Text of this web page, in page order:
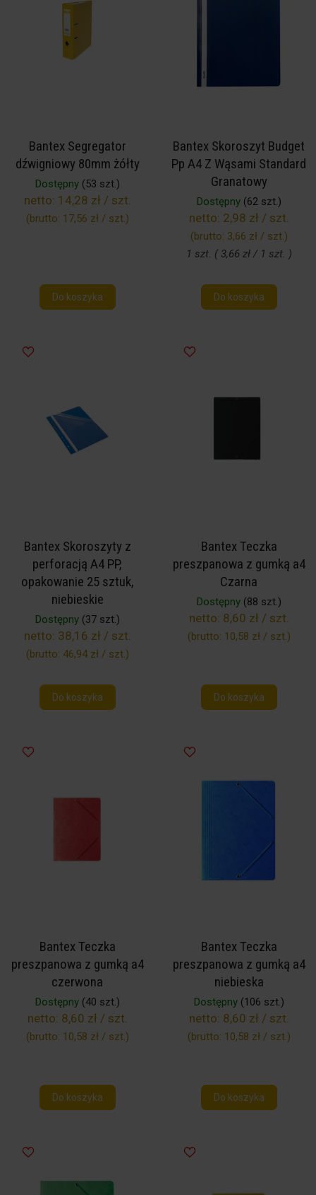
Bantex Segregator
dźwigniowy 80mm żółty
Dostępny(53 szt.)
netto: 14,28 zł / szt.
(brutto: 17,56 zł / szt.)
Do koszyka
Bantex Skoroszyt Budget
Pp A4 Z Wąsami Standard
Granatowy
Dostępny(62 szt.)
netto: 2,98 zł / szt.
(brutto: 3,66 zł / szt.)
1 szt. ( 3,66 zł / 1 szt. )
Do koszyka
Bantex Skoroszyty z
perforacją A4 PP,
opakowanie 25 sztuk,
niebieskie
Dostępny(37 szt.)
netto: 38,16 zł / szt.
(brutto: 46,94 zł / szt.)
Do koszyka
Bantex Teczka
preszpanowa z gumką a4
Czarna
Dostępny(88 szt.)
netto: 8,60 zł / szt.
(brutto: 10,58 zł / szt.)
Do koszyka
Bantex Teczka
preszpanowa z gumką a4
czerwona
Dostępny(40 szt.)
netto: 8,60 zł / szt.
(brutto: 10,58 zł / szt.)
Do koszyka
Bantex Teczka
preszpanowa z gumką a4
niebieska
Dostępny(106 szt.)
netto: 8,60 zł / szt.
(brutto: 10,58 zł / szt.)
Do koszyka